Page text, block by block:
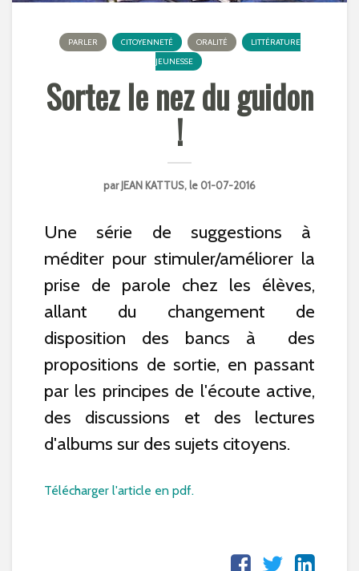
PARLER CITOYENNETÉ ORALITÉ
LITTÉRATURE
JEUNESSE
Sortez le nez du guidon
!
parJEAN KATTUS, le 01-07-2016
Une série de suggestions à
méditer pour stimuler/améliorer la
prise de parole chez les élèves,
allant du changement de
disposition des bancs à des
propositions de sortie, en passant
par les principes de l'écoute active,
des discussions et des lectures
d'albums sur des sujets citoyens.
Télécharger l'article en pdf.